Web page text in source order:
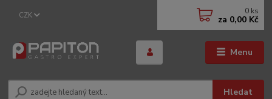
Menu
CZK
Hledat
0 ks
za 0,00 Kč